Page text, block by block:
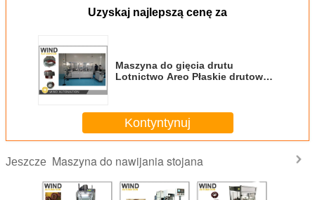
Uzyskaj najlepszą cenę za
Maszyna do gięcia drutu
Lotnictwo Areo Płaskie drutowe
Kontyntynuj
Jeszcze Maszyna do nawijania stojana